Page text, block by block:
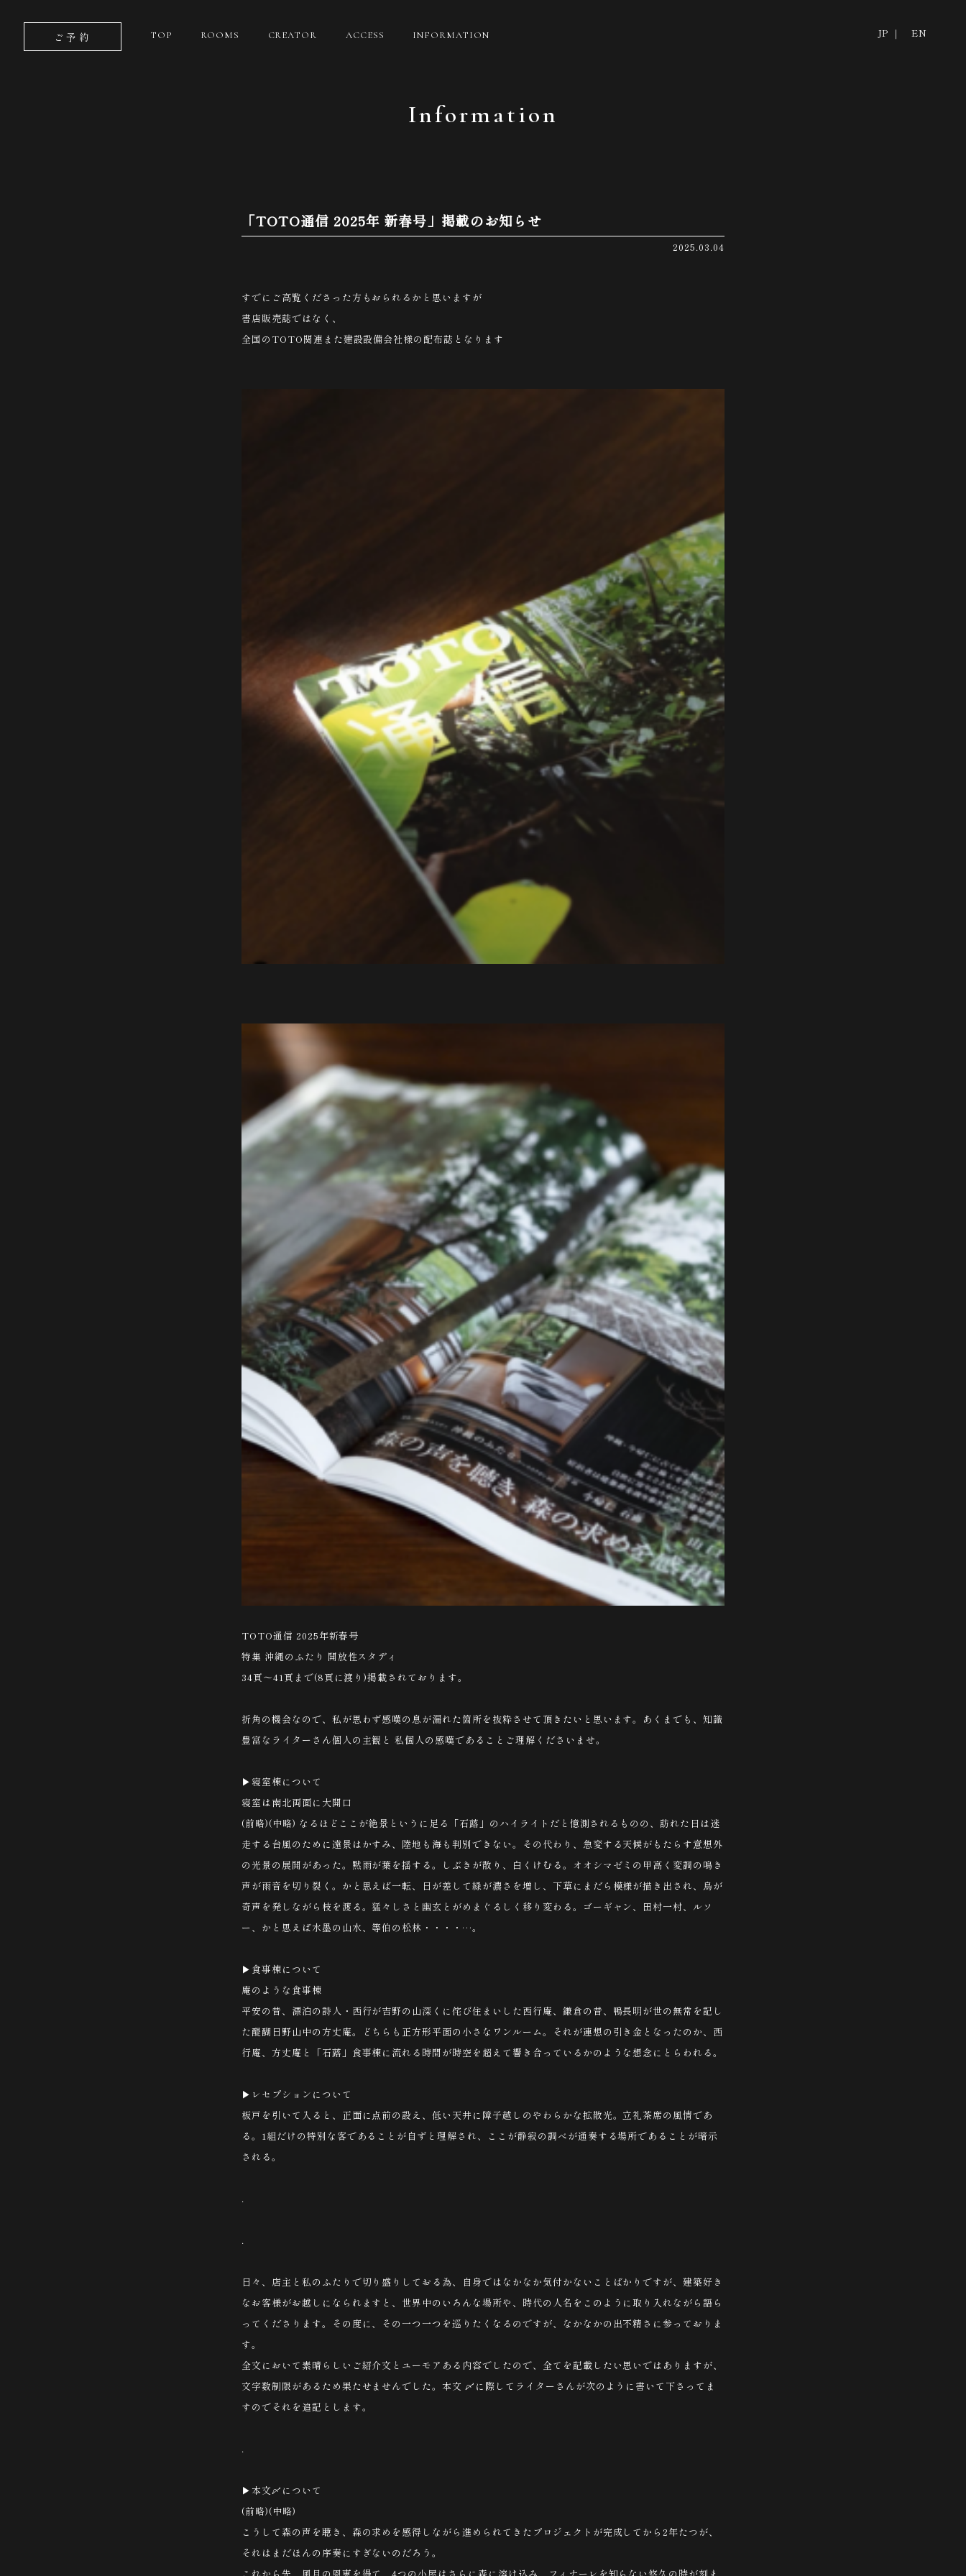
ご予約 TOP ROOMS CREATOR ACCESS INFORMATION JP ｜EN
Information
「TOTO通信 2025年 新春号」掲載のお知らせ
2025.03.04
すでにご高覧くださった方もおられるかと思いますが
書店販売誌ではなく、
全国のTOTO関連また建設設備会社様の配布誌となります
TOTO通信 2025年新春号
特集 沖縄のふたり 開放性スタディ
34頁〜41頁まで(8頁に渡り)掲載されております。
折角の機会なので、私が思わず感嘆の息が漏れた箇所を抜粋させて頂きたいと思います。あくまでも、知識
豊富なライターさん個人の主観と 私個人の感嘆であることご理解くださいませ。
▶︎寝室棟について
寝室は南北両面に大開口
(前略)(中略) なるほどここが絶景というに足る「石蕗」のハイライトだと憶測されるものの、訪れた日は迷
走する台風のために遠景はかすみ、陸地も海も判別できない。その代わり、急変する天候がもたらす意想外
の光景の展開があった。黙雨が葉を揺する。しぶきが散り、白くけむる。オオシマゼミの甲高く変調の鳴き
声が雨音を切り裂く。かと思えば一転、日が差して緑が濃さを増し、下草にまだら模様が描き出され、鳥が
奇声を発しながら枝を渡る。猛々しさと幽玄とがめまぐるしく移り変わる。ゴーギャン、田村一村、ルソ
ー、かと思えば水墨の山水、等伯の松林・・・・…。
▶︎食事棟について
庵のような食事棟
平安の昔、漂泊の詩人・西行が吉野の山深くに侘び住まいした西行庵、鎌倉の昔、鴨長明が世の無常を記し
た醍醐日野山中の方丈庵。どちらも正方形平面の小さなワンルーム。それが連想の引き金となったのか、西
行庵、方丈庵と「石蕗」食事棟に流れる時間が時空を超えて響き合っているかのような想念にとらわれる。
▶︎レセプションについて
板戸を引いて入ると、正面に点前の設え、低い天井に障子越しのやわらかな拡散光。立礼茶席の風情であ
る。1組だけの特別な客であることが自ずと理解され、ここが静寂の調べが通奏する場所であることが暗示
される。
.
.
日々、店主と私のふたりで切り盛りしておる為、自身ではなかなか気付かないことばかりですが、建築好き
なお客様がお越しになられますと、世界中のいろんな場所や、時代の人名をこのように取り入れながら語ら
ってくださります。その度に、その一つ一つを巡りたくなるのですが、なかなかの出不精さに参っておりま
す。
全文において素晴らしいご紹介文とユーモアある内容でしたので、全てを記載したい思いではありますが、
文字数制限があるため果たせませんでした。本文 〆に際してライターさんが次のように書いて下さってま
すのでそれを追記とします。
.
▶︎本文〆について
(前略)(中略)
こうして森の声を聴き、森の求めを感得しながら進められてきたプロジェクトが完成してから2年たつが、
それはまだほんの序奏にすぎないのだろう。